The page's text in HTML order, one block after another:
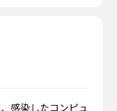
感染したコンピュ